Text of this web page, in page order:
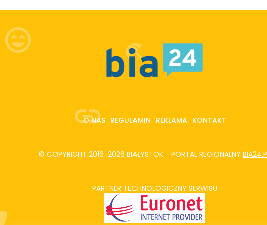
O NAS REGULAMIN REKLAMA KONTAKT
© COPYRIGHT 2016-2026 BIAŁYSTOK - PORTAL REGIONALNY
PARTNER TECHNOLOGICZNY SERWISU